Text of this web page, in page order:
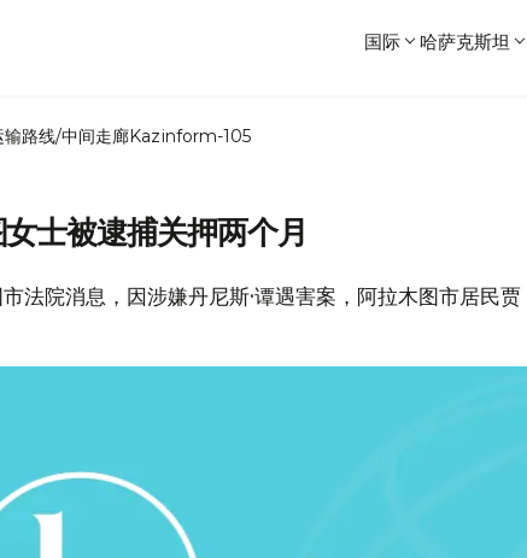
国际 哈萨克斯坦
路线/中间走廊Kazinform-105
士被逮捕关押两个月
法院消息，因涉嫌丹尼斯·谭遇害案，阿拉木图市居民贾